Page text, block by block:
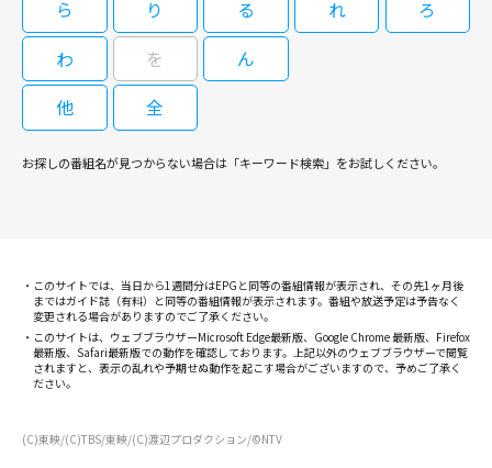
る大学と東京の医療機器販売会社の間で贈収賄 事件が発覚したが、未解決
のままでそのときの容疑者が三国だったと話す。だが、販売会社の社長・蓮
見孝輔（河原 さぶ）は、8年前の事件も今回の殺人事件も自分には関係ない
と否定する。十津川は8年前に三国を内部告発した助 教授・沢木実（江藤
潤）を捜し出し、事情を聞こうとする。沢木は妻の信子（川島なお美）とは
すでに離婚していた。その 矢先、沢木も殺害される。沢木の娘・遥香（斉
いたと十津川に打ち明ける。
渡瀬恒彦主演「十津川警部」シリーズ第19弾。十津川警部の後輩刑事・西
本の恋人が突然狂気にかられ、殺人を犯し 自殺するという衝撃の幕開け。
多重人格者の犯罪という見方もあり、一筋縄では解決しそうにない。いつも
と違った複 雑でミステリアスな殺人事件を、どのように解決するのか？ ま
た十津川警部と亀井刑事は、恋人を殺害された部下の 無念を晴らすことが
津川警部（渡瀬恒彦）の後輩・西本刑事（堤大二郎）の恋人・由加（梶原
つける接点は何もない。 十津川警部は、5カ月前に麻布で起きた殺人事件を
思い出していた。麻布の事件も、犯人が突然、狂気にかられたよ うに殺人
を犯し直後に自殺していた。十津川と西本は由加の部屋を訪れるが、そこに
は多重人格についての書物が 置かれていた。折りしもテレビでは河津の事
件について、精神科医の長谷川（風間杜夫）が、犯人が多重人格だった 可
持つ十津川は、亀井刑事（伊藤四朗）の協力を得て、48時間以内という条
急殺人事件～さよならブルートレイ
渡瀬恒彦主演「十津川警部」シリーズ第41弾。寝台特急はやぶさで殺人事
件が発生！ 十津川警部が列車運行ダイ ヤの盲点を突いた殺人トリックの謎
に迫る。東京と熊本を結び、半世紀近く様々な人々の人生を運び続けた「寝
台特急 はやぶさ」。多くの人々に惜しまれながらも2009年3月14日、その
歴史に幕を下ろした。このドラマは、引退前のはやぶ さの車内で撮影を行
はやぶさの雄姿をた っぷりと描き込んだ。十津川警部シリーズの魅力の原
急カシオペアを追え」
高島礼子主演の法廷エンターテインメントドラマ。沖縄の離島から来た法廷
経験ゼロの型破りな弁護士“ミス正義”こと大岡法江が、東京の裁判所を舞台
に嵐を巻き起こす。全9話。
異議あり！女弁護士大岡法江 [終] #9
高島礼子主演の法廷エンターテインメントドラマ。沖縄の離島から来た法廷
経験ゼロの型破りな弁護士“ミス正義”こと大岡法江が、東京の裁判所を舞台
に嵐を巻き起こす。全9話。
異議あり！女弁護士大岡法江 #8
ら
り る れ
ろ
わ
を
ん
他
全
お探しの番組名が見つからない場合は「キーワード検索」をお試しください。
このサイトでは、当日から1週間分はEPGと同等の番組情報が表示され、その先1ヶ月後
まではガイド誌（有料）と同等の番組情報が表示されます。番組や放送予定は予告なく
変更される場合がありますのでご了承ください。
このサイトは、ウェブブラウザーMicrosoft Edge最新版、Google Chrome 最新版、Firefox
最新版、Safari最新版での動作を確認しております。上記以外のウェブブラウザーで閲覧
されますと、表示の乱れや予期せぬ動作を起こす場合がございますので、予めご了承く
ださい。
(C)東映/(C)TBS/東映/(C)渡辺プロダクション/©NTV